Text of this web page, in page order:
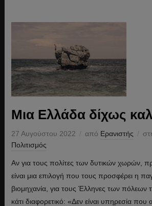
Μια Ελλάδα δίχως
27 Αυγούστου 2022 από Ερανιστής
Πολιτισμός
Αν για τους πολίτες των δυτικών χωρών,
είναι μια επιλογή που τους προσφέρει η
βιομηχανία, για τους Έλληνες των πόλεων
κάτι διαφορετικό: «Δεν είναι υπηρεσία που